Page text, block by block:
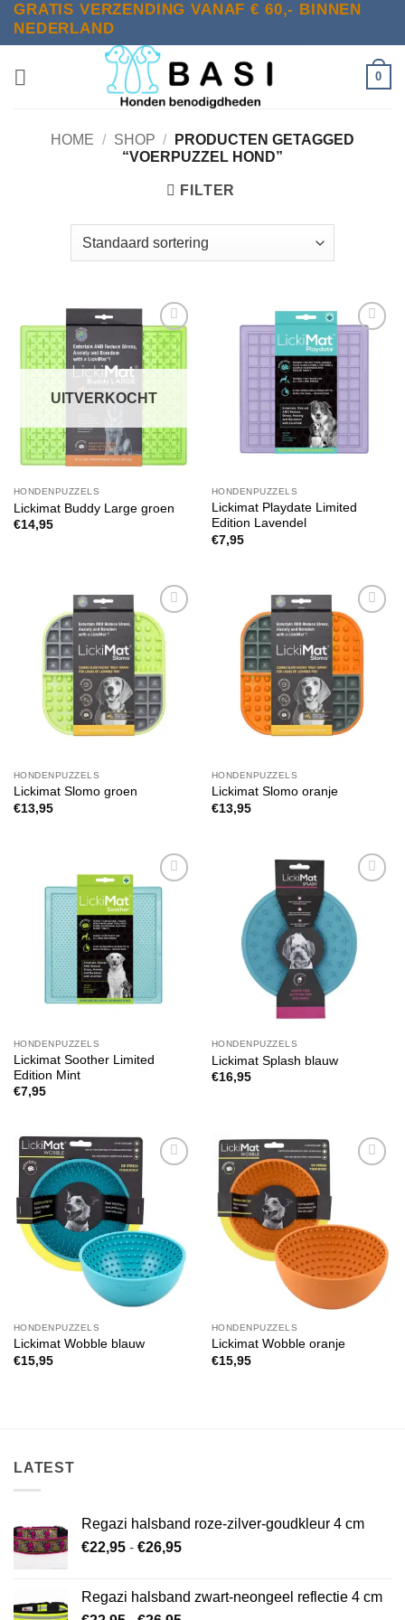
Ga
naar
GRATIS VERZENDING VANAF € 60,- BINNEN
NEDERLAND
0
HOME / SHOP /
PRODUCTEN GETAGGED
“VOERPUZZEL HOND”
FILTER
Toevoegen
aan
verlanglijst
UITVERKOCHT
HONDENPUZZELS
Lickimat Buddy Large groen
€14,95
Toevoegen
aan
verlanglijst
HONDENPUZZELS
Lickimat Playdate Limited
Edition Lavendel
€7,95
Toevoegen
aan
verlanglijst
HONDENPUZZELS
Lickimat Slomo groen
€13,95
Toevoegen
aan
verlanglijst
HONDENPUZZELS
Lickimat Slomo oranje
€13,95
Toevoegen
aan
verlanglijst
HONDENPUZZELS
Lickimat Soother Limited
Edition Mint
€7,95
Toevoegen
aan
verlanglijst
HONDENPUZZELS
Lickimat Splash blauw
€16,95
Toevoegen
verlanglijst
HONDENPUZZELS
Lickimat Wobble blauw
€15,95
verlanglijst
HONDENPUZZELS
Lickimat Wobble oranje
€15,95
LATEST
Regazi halsband roze-zilver-goudkleur 4 cm
€22,95 - €26,95Prijsklasse:
€26,95
Regazi halsband zwart-neongeel reflectie 4 cm